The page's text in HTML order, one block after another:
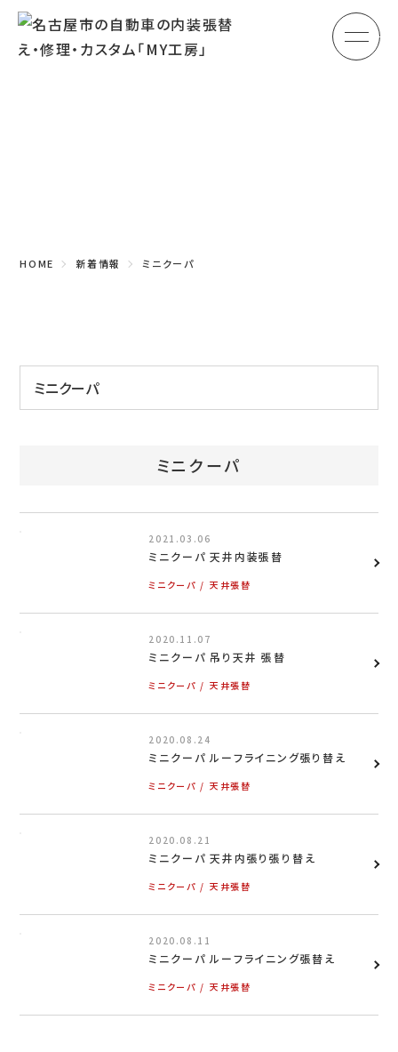
メ
会社概要
お問い合わせ
プライバシーポリシー
Tel.052-382-1913
9:00～18:00 / 不定休（完全予約制）
お問い合わせ
LINEお見積り
HOME 新着情報 ミニクーパ
ミニクーパ
2021.03.06
ミニクーパ 天井内装張替
ミニクーパ 天井張替
2020.11.07
ミニクーパ 吊り天井 張替
ミニクーパ 天井張替
2020.08.24
ミニクーパ ルーフライニング張り替え
ミニクーパ 天井張替
2020.08.21
ミニクーパ 天井内張り張り替え
ミニクーパ 天井張替
2020.08.11
ミニクーパ ルーフライニング張替え
ミニクーパ 天井張替